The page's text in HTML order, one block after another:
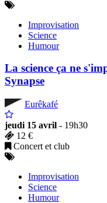
Improvisation
Science
Humour
La science ça ne
Synapse
Eurêkafé
jeudi 15 avril - 19h30
12 €
Concert et club
Improvisation
Science
Humour